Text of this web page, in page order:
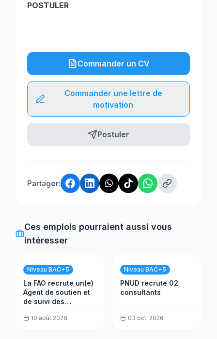
POSTULER
Commander un CV
Commander une lettre de
motivation
Postuler
Partager:
Ces emplois pourraient aussi vous
intéresser
Niveau BAC+5
La FAO recrute un(e)
Agent de soutien et
de suivi des
terrain
10 août 2026
Niveau BAC+5
PNUD recrute 02
consultants
03 oct. 2026